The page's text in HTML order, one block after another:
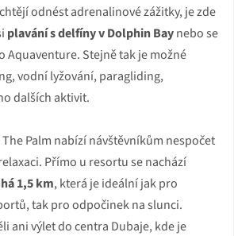
odnést adrenalinové zážitky, je zde
plavání s delfíny v Dolphin Baynebo se
Aquaventure. Stejně tak je možné
vodní lyžování, paragliding,
dalších aktivit.
Palm nabízí návštěvníkům nespočet
Přímo u resortu se nachází
1,5 km, která je ideální jak pro
tak pro odpočinek na slunci.
ani výlet do centra Dubaje, kde je